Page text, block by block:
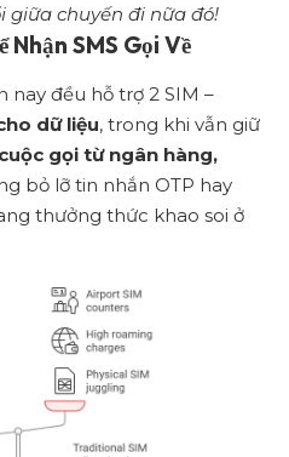
giữa chuyến đi nữa đó!
Nhận SMS Gọi Về
đều hỗ trợ 2 SIM –
dữ liệu, trong khi vẫn giữ
gọi từ ngân hàng,
bỏ lỡ tin nhắn OTP hay
thưởng thức khao soi ở